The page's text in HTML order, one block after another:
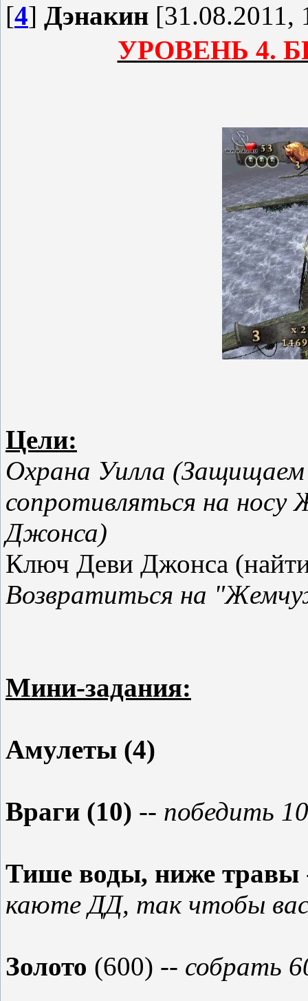
[4] Дэнакин [31.08.2011,
УРОВЕНЬ 4.
Цели:
Охрана Уилла
сопротивляться на
Джонса)
Ключ Деви Джонса
Возвратиться на
Мини-задания:
Амулеты (4)
Враги (10) -- победить
Тише воды, ниже травы
каюте ДД, так чтобы
Золото (600) -- собрать